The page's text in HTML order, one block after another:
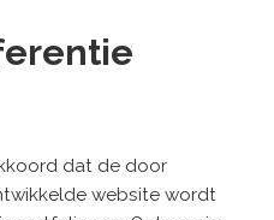
dat de door
website wordt